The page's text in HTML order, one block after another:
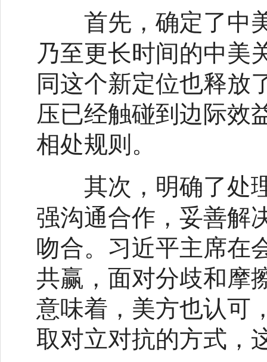
首先，确定了中
乃至更长时间的中美
同这个新定位也释放
压已经触碰到边际效
相处规则。
其次，明确了处
强沟通合作，妥善解
吻合。习近平主席在
共赢，面对分歧和摩
意味着，美方也认可
取对立对抗的方式，